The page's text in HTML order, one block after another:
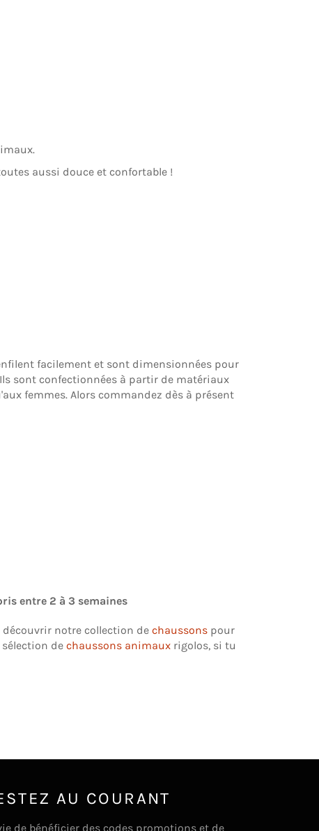
aussi douce et confortable !
facilement et sont dimensionnées pour
sont confectionnées à partir de matériaux
femmes. Alors commandez dès à présent
entre 2 à 3 semaines
découvrir notre collection de chaussons pour
de chaussons animaux rigolos, si tu
AU COURANT
de bénéficier des codes promotions et de